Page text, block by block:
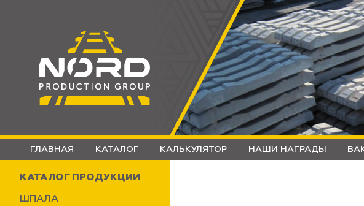
ГЛАВНАЯ КАТАЛОГ КАЛЬКУЛЯТОР НАШИ НАГРАДЫ
КАТАЛОГ ПРОДУКЦИИ
ШПАЛА